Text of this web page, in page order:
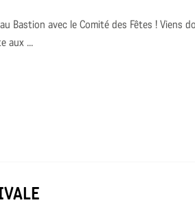
Bastion avec le Comité des Fêtes ! Viens
aux ...